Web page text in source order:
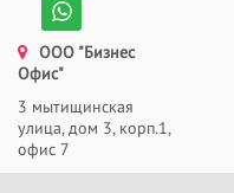
ООО "Бизнес
Офис"
3 мытищинская
улица, дом 3, корп.1,
офис 7